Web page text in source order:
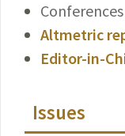
Conferences
Altmetric
Editor-in-
Issues